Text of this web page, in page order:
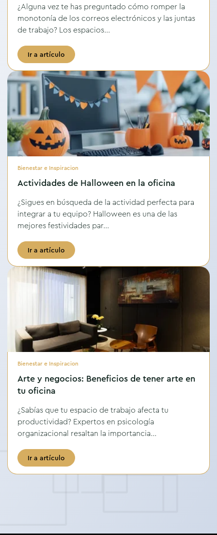
¿Alguna vez te has preguntado cómo romper la
monotonía de los correos electrónicos y las juntas
de trabajo? Los espacios...
Ir a artículo
Bienestar e Inspiracion
Actividades de Halloween en la oficina
¿Sigues en búsqueda de la actividad perfecta para
integrar a tu equipo? Halloween es una de las
mejores festividades par...
Ir a artículo
Bienestar e Inspiracion
Arte y negocios: Beneficios de tener arte en
tu oficina
¿Sabías que tu espacio de trabajo afecta tu
productividad? Expertos en psicología
organizacional resaltan la importancia...
Ir a artículo